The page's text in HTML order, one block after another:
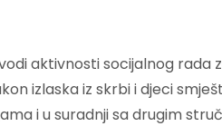
aktivnosti socijalnog rada
izlaska iz skrbi i djeci
i u suradnji sa drugim